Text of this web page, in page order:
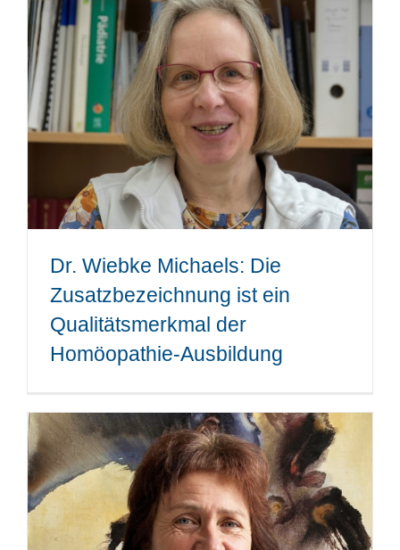
Dr. Wiebke Michaels: Die
Zusatzbezeichnung ist ein
Qualitätsmerkmal der
Homöopathie-Ausbildung